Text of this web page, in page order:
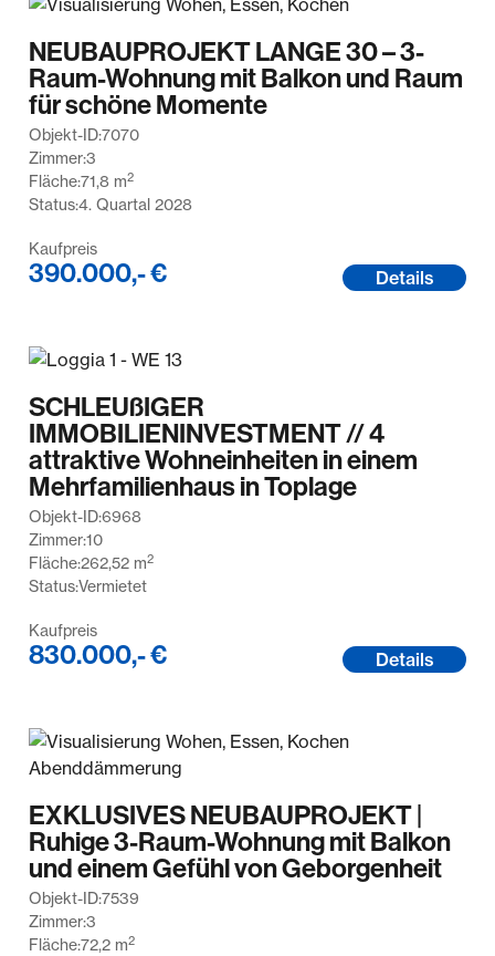
NEUBAUPROJEKT LANGE 30 – 3-
Raum-Wohnung mit Balkon und Raum
für schöne Momente
Objekt-ID:7070
Zimmer:3
Fläche:71,8 m2
Status:4. Quartal 2028
Kaufpreis
390.000,- € Details
SCHLEUßIGER
IMMOBILIENINVESTMENT // 4
attraktive Wohneinheiten in einem
Mehrfamilienhaus in Toplage
Objekt-ID:6968
Zimmer:10
Fläche:262,52 m2
Status:Vermietet
Kaufpreis
830.000,- € Details
EXKLUSIVES NEUBAUPROJEKT |
Ruhige 3-Raum-Wohnung mit Balkon
und einem Gefühl von Geborgenheit
Objekt-ID:7539
Zimmer:3
Fläche:72,2 m2